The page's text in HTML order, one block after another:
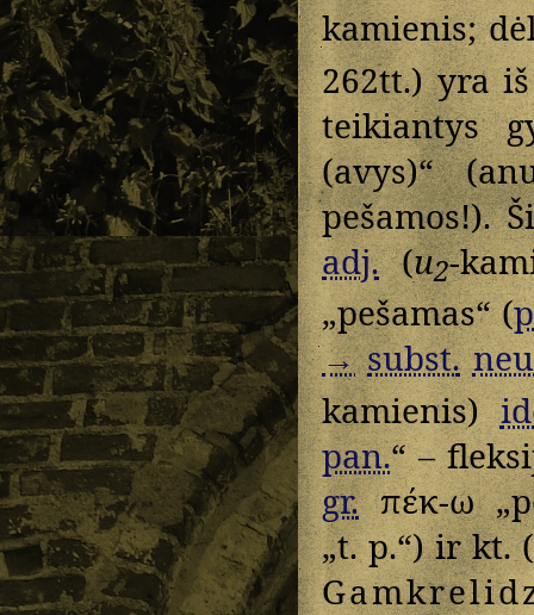
kamienis;
262tt.) yra
teikiantys
(avys)“
pešamos!).
adj.(u2-
„pešamas“ (
→ subst.
kamienis)
pan.“ –
gr. πέκ-ω
„t. p.“) ir kt. (